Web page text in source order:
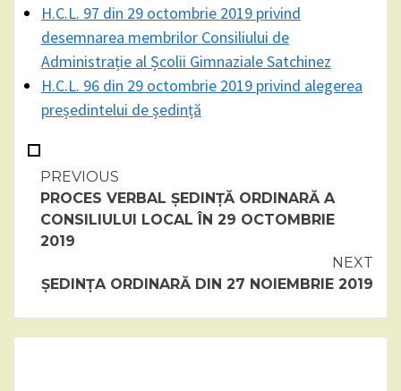
H.C.L. 97 din 29 octombrie 2019 privind
desemnarea membrilor Consiliului de
Administrație al Școlii Gimnaziale Satchinez
H.C.L. 96 din 29 octombrie 2019 privind alegerea
președintelui de ședință
Continue
Reading
PREVIOUS
PROCES VERBAL ȘEDINȚĂ ORDINARĂ A
CONSILIULUI LOCAL ÎN 29 OCTOMBRIE
2019
NEXT
ȘEDINȚA ORDINARĂ DIN 27 NOIEMBRIE 2019